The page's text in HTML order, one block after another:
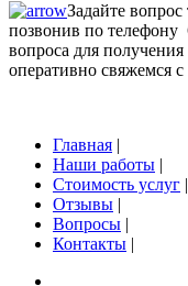
Задайте
позвонив по
вопроса для
оперативно
Главная |
Наши работы |
Стоимость услуг |
Отзывы |
Вопросы |
Контакты |